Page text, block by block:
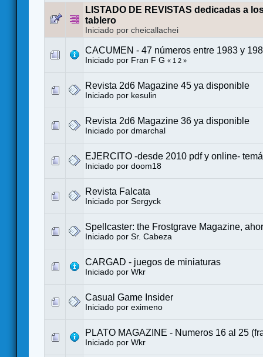
LISTADO DE REVISTAS dedicadas a
tablero
Iniciado por cheicallachei
CACUMEN - 47 números entre 1983 y
Iniciado por Fran F G « 1 2 »
Revista 2d6 Magazine 45 ya disponible
Iniciado por kesulin
Revista 2d6 Magazine 36 ya disponible
Iniciado por dmarchal
EJERCITO -desde 2010 pdf y online-
Iniciado por doom18
Revista Falcata
Iniciado por Sergyck
Spellcaster: the Frostgrave Magazine,
Iniciado por Sr. Cabeza
CARGAD - juegos de miniaturas
Iniciado por Wkr
Casual Game Insider
Iniciado por eximeno
PLATO MAGAZINE - Numeros 16 al 25
Iniciado por Wkr